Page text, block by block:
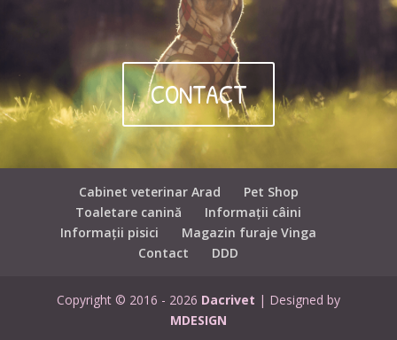
CONTACT
Cabinet veterinar Arad
Pet Shop
Toaletare canină
Informații câini
Informații pisici
Magazin furaje Vinga
Contact
DDD
Copyright © 2016 - 2026 Dacrivet | Designed by
MDESIGN